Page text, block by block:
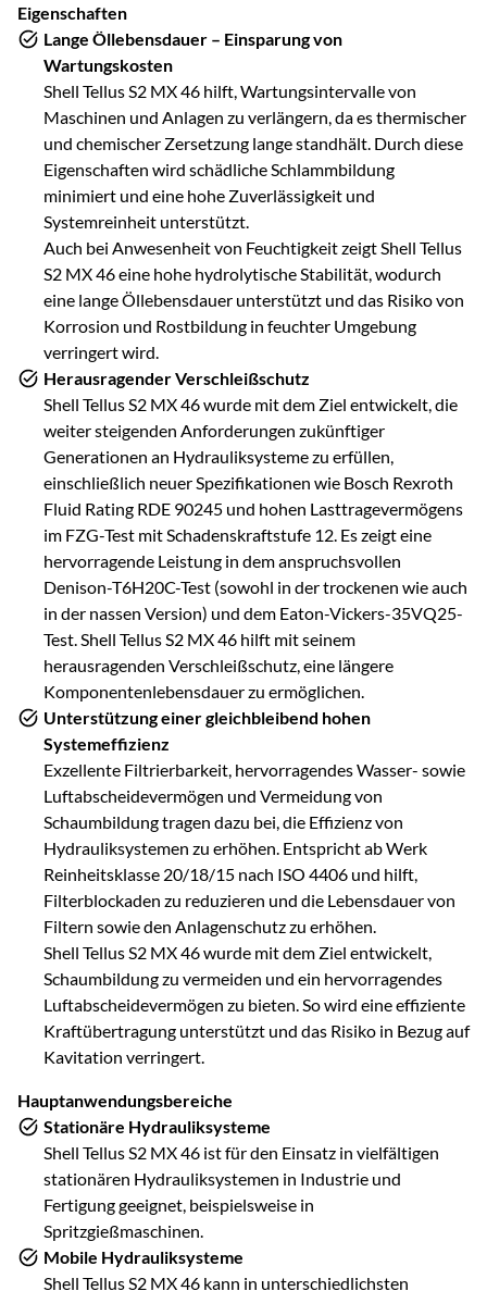
Eigenschaften
Lange Öllebensdauer – Einsparung von
Wartungskosten
Shell Tellus S2 MX 46 hilft, Wartungsintervalle von
Maschinen und Anlagen zu verlängern, da es thermischer
und chemischer Zersetzung lange standhält. Durch diese
Eigenschaften wird schädliche Schlammbildung
minimiert und eine hohe Zuverlässigkeit und
Systemreinheit unterstützt.
Auch bei Anwesenheit von Feuchtigkeit zeigt Shell Tellus
S2 MX 46 eine hohe hydrolytische Stabilität, wodurch
eine lange Öllebensdauer unterstützt und das Risiko von
Korrosion und Rostbildung in feuchter Umgebung
verringert wird.
Herausragender Verschleißschutz
Shell Tellus S2 MX 46 wurde mit dem Ziel entwickelt, die
weiter steigenden Anforderungen zukünftiger
Generationen an Hydrauliksysteme zu erfüllen,
einschließlich neuer Spezifikationen wie Bosch Rexroth
Fluid Rating RDE 90245 und hohen Lasttragevermögens
im FZG-Test mit Schadenskraftstufe 12. Es zeigt eine
hervorragende Leistung in dem anspruchsvollen
Denison-T6H20C-Test (sowohl in der trockenen wie auch
in der nassen Version) und dem Eaton-Vickers-35VQ25-
Test. Shell Tellus S2 MX 46 hilft mit seinem
herausragenden Verschleißschutz, eine längere
Komponentenlebensdauer zu ermöglichen.
Unterstützung einer gleichbleibend hohen
Systemeffizienz
Exzellente Filtrierbarkeit, hervorragendes Wasser- sowie
Luftabscheidevermögen und Vermeidung von
Schaumbildung tragen dazu bei, die Effizienz von
Hydrauliksystemen zu erhöhen. Entspricht ab Werk
Reinheitsklasse 20/18/15 nach ISO 4406 und hilft,
Filterblockaden zu reduzieren und die Lebensdauer von
Filtern sowie den Anlagenschutz zu erhöhen.
Shell Tellus S2 MX 46 wurde mit dem Ziel entwickelt,
Schaumbildung zu vermeiden und ein hervorragendes
Luftabscheidevermögen zu bieten. So wird eine effiziente
Kraftübertragung unterstützt und das Risiko in Bezug auf
Kavitation verringert.
Hauptanwendungsbereiche
Stationäre Hydrauliksysteme
Shell Tellus S2 MX 46 ist für den Einsatz in vielfältigen
stationären Hydrauliksystemen in Industrie und
Fertigung geeignet, beispielsweise in
Spritzgießmaschinen.
Mobile Hydrauliksysteme
Shell Tellus S2 MX 46 kann in unterschiedlichsten